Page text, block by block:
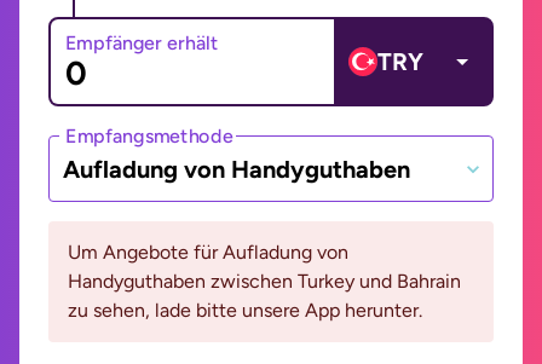
Empfänger erhält
TRY
Empfangsmethode
Aufladung von Handyguthaben
Um Angebote für Aufladung von
Handyguthaben zwischen Turkey und Bahrain
zu sehen, lade bitte unsere App herunter.